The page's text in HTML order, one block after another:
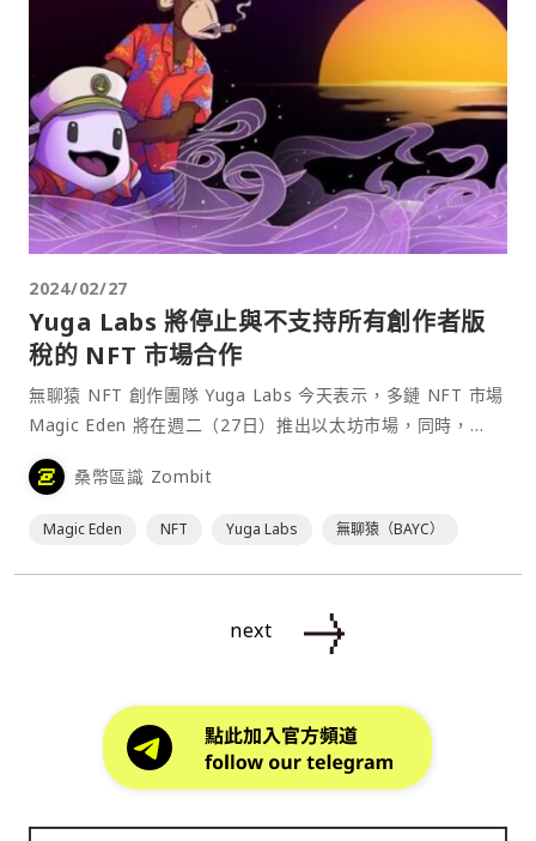
2024/02/27
Yuga Labs 將停止與不支持所有創作者版
稅的 NFT 市場合作
無聊猿 NFT 創作團隊 Yuga Labs 今天表示，多鏈 NFT 市場
Magic Eden 將在週二（27日）推出以太坊市場，同時，
Yuga Labs 宣布將停止支援不支持所有創作者版稅的市場平
台。⋯桑幣區識 Zombit
Magic Eden NFT Yuga Labs 無聊猿（BAYC）
next